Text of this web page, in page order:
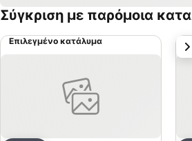
Σύγκριση με παρόμοια
Επιλεγμένο κατάλυμα